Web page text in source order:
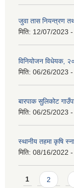
जुवा तास नियन्त्रण
मिति: 12/07/2023
विनियोजन विधेयक,
मिति: 06/26/2023
बारपाक सुलिकोट
मिति: 06/25/2023 -
स्थानीय तहमा कृषि
मिति: 08/16/2022
Pages
1 2